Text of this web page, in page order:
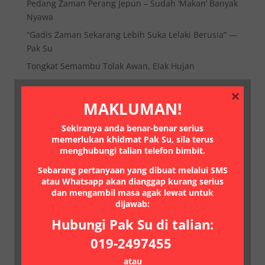
Pedang Zaman Perang Jepun – Sudah ‘Makan’ Banyak
Nyawa
“Gadis Zaman Sekarang Lebih Suka Lelaki Berusia” —
Pak Su
Tongkat Semambu Tolak Awan, Elak Hujan
June 2026(1)
May 2026(1)
April 2026(1)
March 2026(1)
January 2026(1)
(1)
MAKLUMAN!
Sekiranya anda benar-benar serius
memerlukan khidmat Pak Su, sila terus
menghubungi talian telefon bimbit.
Sebarang pertanyaan yang dibuat melalui SMS
atau Whatsapp akan dianggap kurang serius
dan mengambil masa agak lewat untuk
dijawab:
Hubungi Pak Su di talian:
019-2497455
atau
×